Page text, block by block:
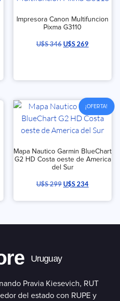
Impresora Canon Multifuncion
Pixma G3110
U$S346U$S269
¡OFERTA!
Mapa Nautico Garmin BlueChart
G2 HD Costa oeste de America
del Sur
U$S299U$S234
Uruguay
Pravia Kiesevich, RUT
del estado con RUPE y